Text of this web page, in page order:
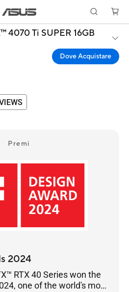
4070 Ti SUPER 16GB
Dove Acquistare
Premi
2024
RTX 40 Series won the
one of the world's most